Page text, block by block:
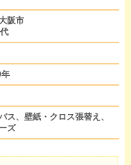
阪市
ス、壁紙・クロス張替え、
ズ